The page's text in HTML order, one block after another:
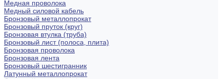
Медная проволока
Медный силовой кабель
Бронзовый металлопрокат
Бронзовый пруток (круг)
Бронзовая втулка (труба)
Бронзовый лист (полоса, плита)
Бронзовая проволока
Бронзовая лента
Бронзовый шестигранник
Латунный металлопрокат